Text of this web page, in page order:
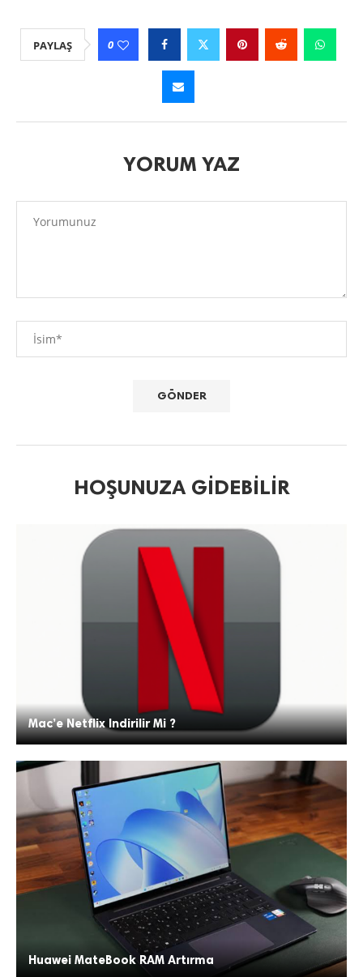
PAYLAŞ 0
YORUM YAZ
HOŞUNUZA GIDEBILIR
Mac’e Netflix Indirilir Mi ?
Huawei MateBook RAM Artırma